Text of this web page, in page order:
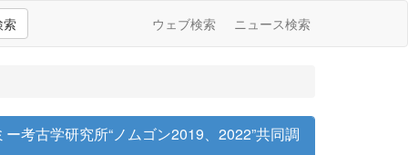
索 ウェブ検索 ニュース検索
考古学研究所“ノムゴン2019、2022”共同調